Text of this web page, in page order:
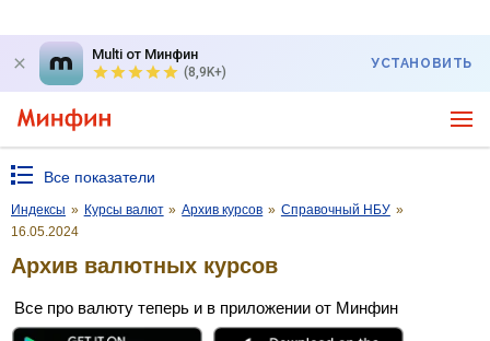
Multi от Минфин
(8,9K+)
УСТАНОВИТЬ
Все показатели
Индексы » Курсы валют » Архив курсов » Справочный НБУ »
16.05.2024
Архив валютных курсов
Все про валюту теперь и в приложении от Минфин